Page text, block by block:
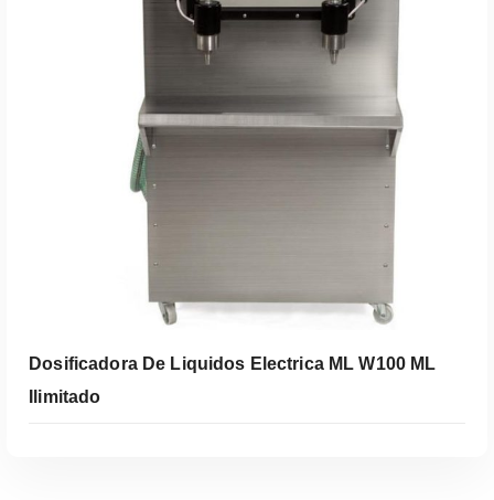
Dosificadora De Liquidos Electrica ML W100 ML
Ilimitado